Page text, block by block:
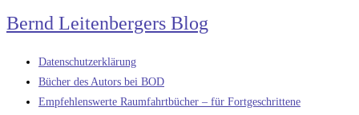
Zum
Inhalt
springen
Bernd Leitenbergers Blog
Datenschutzerklärung
Bücher des Autors bei BOD
Empfehlenswerte Raumfahrtbücher – für Fortgeschrittene